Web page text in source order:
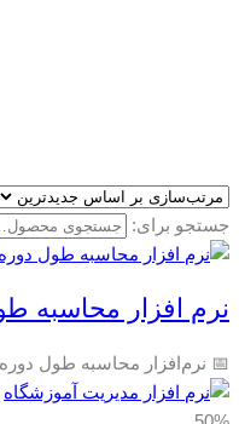
جستجو برای:
نرم افزار محاسبه
📅 نرم‌افزار محاسبه طول